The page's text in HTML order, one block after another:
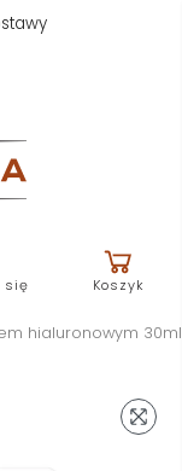
się Koszyk
hialuronowym 30ml